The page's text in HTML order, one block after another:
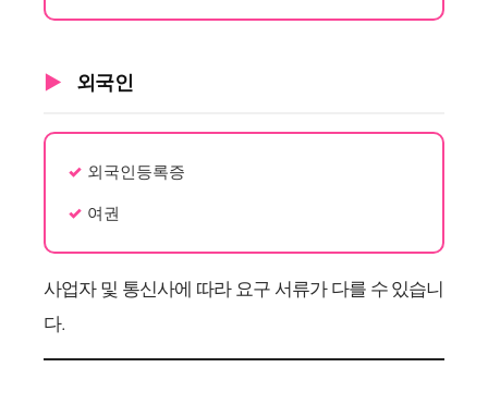
외국인
외국인등록증
여권
사업자 및 통신사에 따라 요구 서류가 다를 수 있습니
다.